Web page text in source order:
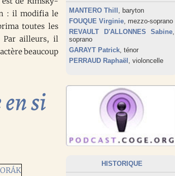
MANTERO Thill , baryton
FOUQUE Virginie , mezzo-soprano
REVAULT D'ALLONNES Sabine
soprano
GARAYT Patrick , ténor
PERRAUD Raphaël , violoncelle
HISTORIQUE
: il modifia le
toutes les
Par ailleurs, il
beaucoup
si